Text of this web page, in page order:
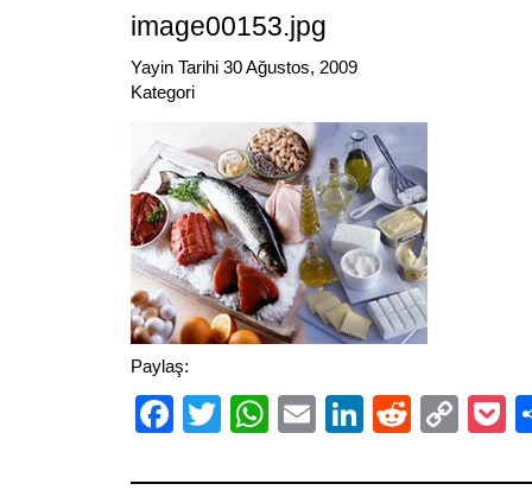
image00153.jpg
Yayin Tarihi 30 Ağustos, 2009
Kategori
Paylaş:
Facebook
TwitterWhatsApp
EmailLinkedIn
Reddit